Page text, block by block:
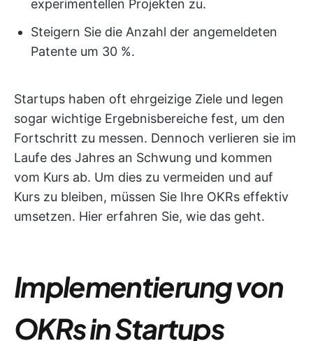
experimentellen Projekten zu.
Steigern Sie die Anzahl der angemeldeten
Patente um 30 %.
Startups haben oft ehrgeizige Ziele und legen
sogar wichtige Ergebnisbereiche fest, um den
Fortschritt zu messen. Dennoch verlieren sie im
Laufe des Jahres an Schwung und kommen
vom Kurs ab. Um dies zu vermeiden und auf
Kurs zu bleiben, müssen Sie Ihre OKRs effektiv
umsetzen. Hier erfahren Sie, wie das geht.
Implementierung von
OKRs in Startups